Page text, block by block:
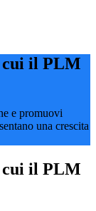
cui il PLM
e promuovi
una crescita
cui il PLM